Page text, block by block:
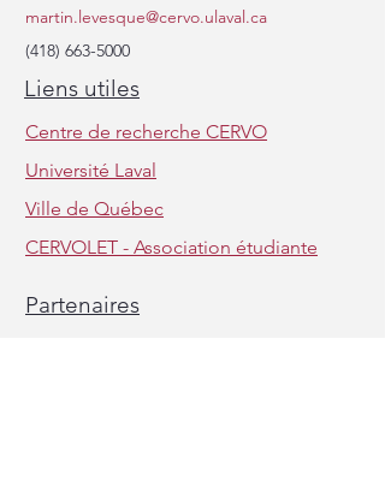
Félicitations Dr. Soto Linan!
martin.levesque@cervo.ulaval.ca
(418) 663-5000
Liens utiles
Centre de recherche CERVO
Université Laval
Ville de Québec
CERVOLET - Association étudiante
Partenaires